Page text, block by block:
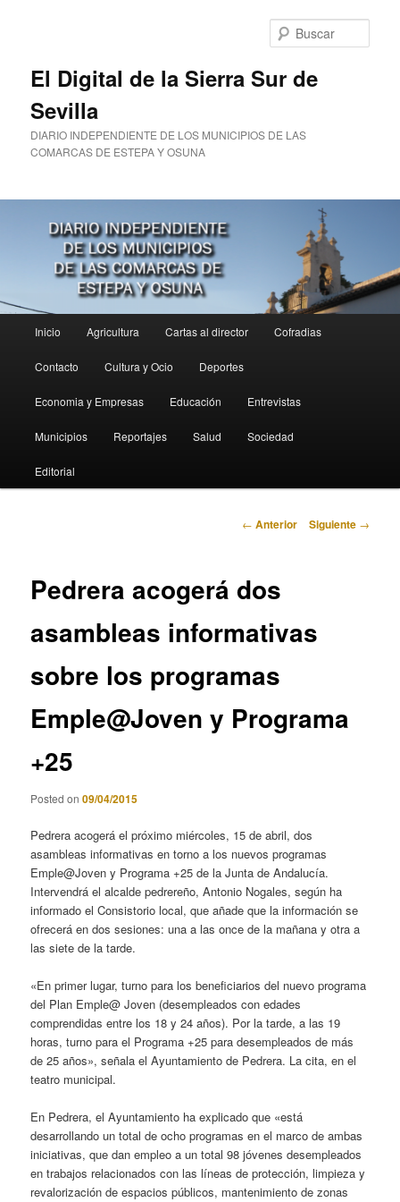
El Digital de la Sierra Sur de
Sevilla
DIARIO INDEPENDIENTE DE LOS MUNICIPIOS DE LAS
COMARCAS DE ESTEPA Y OSUNA
principal
Inicio Agricultura Cartas al director Cofradias
Contacto Cultura y Ocio Deportes
Economia y Empresas Educación Entrevistas
Municipios Reportajes Salud Sociedad
Editorial
Navegación
← Anterior Siguiente →
Pedrera acogerá dos
asambleas informativas
sobre los programas
Emple@Joven y Programa
+25
Posted on09/04/2015
Pedrera acogerá el próximo miércoles, 15 de abril, dos
asambleas informativas en torno a los nuevos programas
Emple@Joven y Programa +25 de la Junta de Andalucía.
Intervendrá el alcalde pedrereño, Antonio Nogales, según ha
informado el Consistorio local, que añade que la información se
ofrecerá en dos sesiones: una a las once de la mañana y otra a
las siete de la tarde.
«En primer lugar, turno para los beneficiarios del nuevo programa
del Plan Emple@ Joven (desempleados con edades
comprendidas entre los 18 y 24 años). Por la tarde, a las 19
horas, turno para el Programa +25 para desempleados de más
de 25 años», señala el Ayuntamiento de Pedrera. La cita, en el
teatro municipal.
En Pedrera, el Ayuntamiento ha explicado que «está
desarrollando un total de ocho programas en el marco de ambas
iniciativas, que dan empleo a un total 98 jóvenes desempleados
en trabajos relacionados con las líneas de protección, limpieza y
revalorización de espacios públicos, mantenimiento de zonas